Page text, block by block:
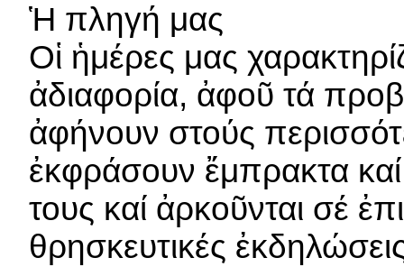
Ἡ πληγή μας
Οἱ ἡμέρες μας
ἀδιαφορία, ἀφοῦ τά
ἀφήνουν στούς
ἐκφράσουν ἔμπρακτα
τους καί ἀρκοῦνται σέ
θρησκευτικές